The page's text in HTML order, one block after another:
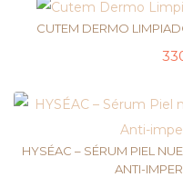
CUTEM DERMO
HYSÉAC – SÉRUM PIEL
ANTI-